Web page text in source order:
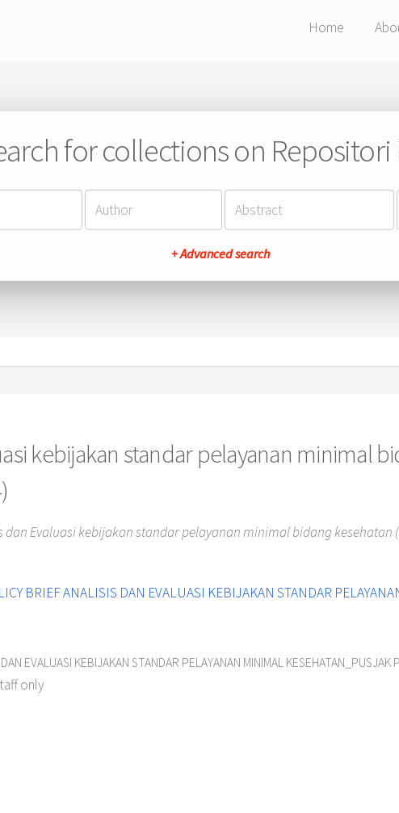
Home
for collections on Repositori
+ Advanced search
kebijakan standar pelayanan minimal
dan Evaluasi kebijakan standar pelayanan minimal bidang kesehatan
EVALUASI KEBIJAKAN STANDAR PELAYANAN MINIMAL
only